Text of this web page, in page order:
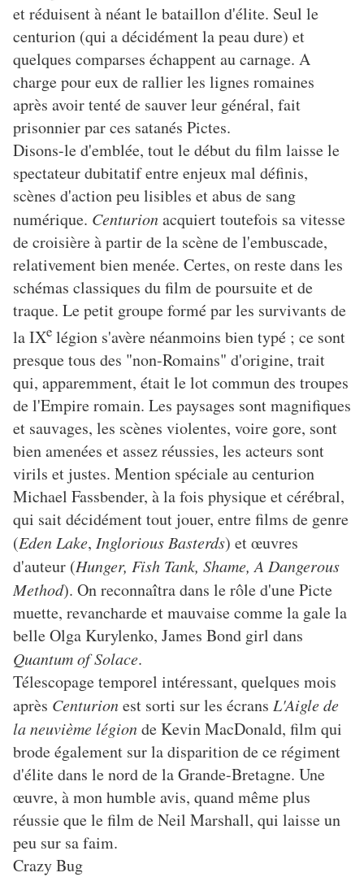
et réduisent à néant le bataillon d'élite. Seul le
centurion (qui a décidément la peau dure) et
quelques comparses échappent au carnage. A
charge pour eux de rallier les lignes romaines
après avoir tenté de sauver leur général, fait
prisonnier par ces satanés Pictes.
Disons-le d'emblée, tout le début du film laisse le
spectateur dubitatif entre enjeux mal définis,
scènes d'action peu lisibles et abus de sang
numérique. Centurionacquiert toutefois sa vitesse
de croisière à partir de la scène de l'embuscade,
relativement bien menée. Certes, on reste dans les
schémas classiques du film de poursuite et de
traque. Le petit groupe formé par les survivants de
la IXe légion s'avère néanmoins bien typé ; ce sont
presque tous des "non-Romains" d'origine, trait
qui, apparemment, était le lot commun des troupes
de l'Empire romain. Les paysages sont magnifiques
et sauvages, les scènes violentes, voire gore, sont
bien amenées et assez réussies, les acteurs sont
virils et justes. Mention spéciale au centurion
Michael Fassbender, à la fois physique et cérébral,
qui sait décidément tout jouer, entre films de genre
(Eden Lake, Inglorious Basterds) et œuvres
d'auteur (Hunger, Fish Tank, Shame, A Dangerous
Method). On reconnaîtra dans le rôle d'une Picte
muette, revancharde et mauvaise comme la gale la
belle Olga Kurylenko, James Bond girl dans
Quantum of Solace.
Télescopage temporel intéressant, quelques mois
après Centurionest sorti sur les écrans L'Aigle de
la neuvième légionde Kevin MacDonald, film qui
brode également sur la disparition de ce régiment
d'élite dans le nord de la Grande-Bretagne. Une
œuvre, à mon humble avis, quand même plus
réussie que le film de Neil Marshall, qui laisse un
peu sur sa faim.
Crazy Bug